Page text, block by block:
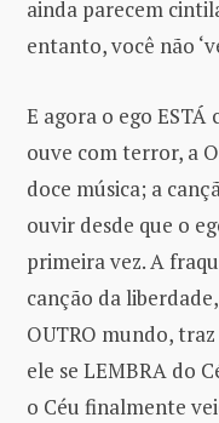
ainda parecem
entanto, você não
E agora o ego
ouve com terror, a
doce música; a
ouvir desde que o
primeira vez. A
canção da
OUTRO mundo,
ele se LEMBRA do
o Céu finalmente